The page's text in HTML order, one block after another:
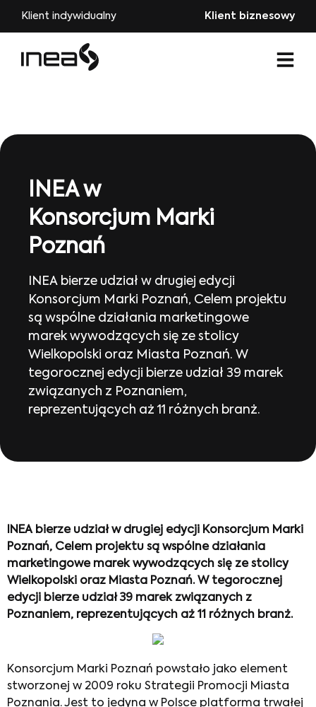
Klient indywidualny Klient biznesowy
INEA w
Konsorcjum Marki
Poznań
INEA bierze udział w drugiej edycji
Konsorcjum Marki Poznań, Celem projektu
są wspólne działania marketingowe
marek wywodzących się ze stolicy
Wielkopolski oraz Miasta Poznań. W
tegorocznej edycji bierze udział 39 marek
związanych z Poznaniem,
reprezentujących aż 11 różnych branż.
INEA bierze udział w drugiej edycji Konsorcjum Marki
Poznań, Celem projektu są wspólne działania
marketingowe marek wywodzących się ze stolicy
Wielkopolski oraz Miasta Poznań. W tegorocznej
edycji bierze udział 39 marek związanych z
Poznaniem, reprezentujących aż 11 różnych branż.
Konsorcjum Marki Poznań powstało jako element
stworzonej w 2009 roku Strategii Promocji Miasta
Poznania. Jest to jedyna w Polsce platforma trwałej